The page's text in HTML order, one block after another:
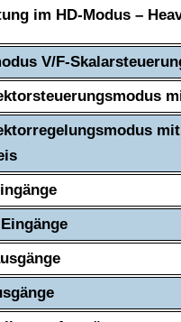
im HD-Modus –
V/F-